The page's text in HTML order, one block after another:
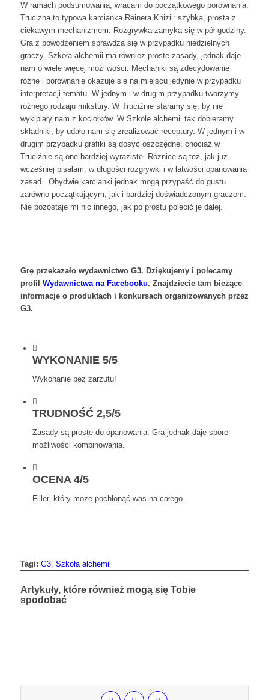
W ramach podsumowania, wracam do początkowego porównania.
Trucizna to typowa karcianka Reinera Knizii: szybka, prosta z
ciekawym mechanizmem. Rozgrywka zamyka się w pół godziny.
Gra z powodzeniem sprawdza się w przypadku niedzielnych
graczy. Szkoła alchemii ma również proste zasady, jednak daje
nam o wiele więcej możliwości. Mechaniki są zdecydowanie
różne i porównanie okazuje się na miejscu jedynie w przypadku
interpretacji tematu. W jednym i w drugim przypadku tworzymy
różnego rodzaju mikstury. W Truciźnie staramy się, by nie
wykipiały nam z kociołków. W Szkole alchemii tak dobieramy
składniki, by udało nam się zrealizować receptury. W jednym i w
drugim przypadku grafiki są dosyć oszczędne, chociaż w
Truciźnie są one bardziej wyraziste. Różnice są też, jak już
wcześniej pisałam, w długości rozgrywki i w łatwości opanowania
zasad. Obydwie karcianki jednak mogą przypaść do gustu
zarówno początkującym, jak i bardziej doświadczonym graczom.
Nie pozostaje mi nic innego, jak po prostu polecić je dalej.
Grę przekazało wydawnictwo G3. Dziękujemy i polecamy
profil Wydawnictwa na Facebooku. Znajdziecie tam bieżące
informacje o produktach i konkursach organizowanych przez
G3.
WYKONANIE 5/5
Wykonanie bez zarzutu!
TRUDNOŚĆ 2,5/5
Zasady są proste do opanowania. Gra jednak daje spore
możliwości kombinowania.
OCENA 4/5
Filler, który może pochłonąć was na całego.
Tagi: G3, Szkoła alchemii
Artykuły, które również mogą się Tobie
spodobać